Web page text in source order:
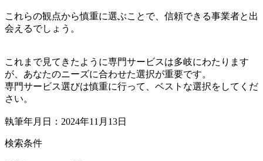
これらの観点から慎重に選ぶことで、信頼できる事業者と出
会えるでしょう。
これまで見てきたように専門サービスは多岐にわたります
が、あなたのニーズに合わせた選択が重要です。
専門サービス選びは慎重に行って、ベストな選択をしてくだ
さい。
執筆年月日：2024年11月13日
検索条件